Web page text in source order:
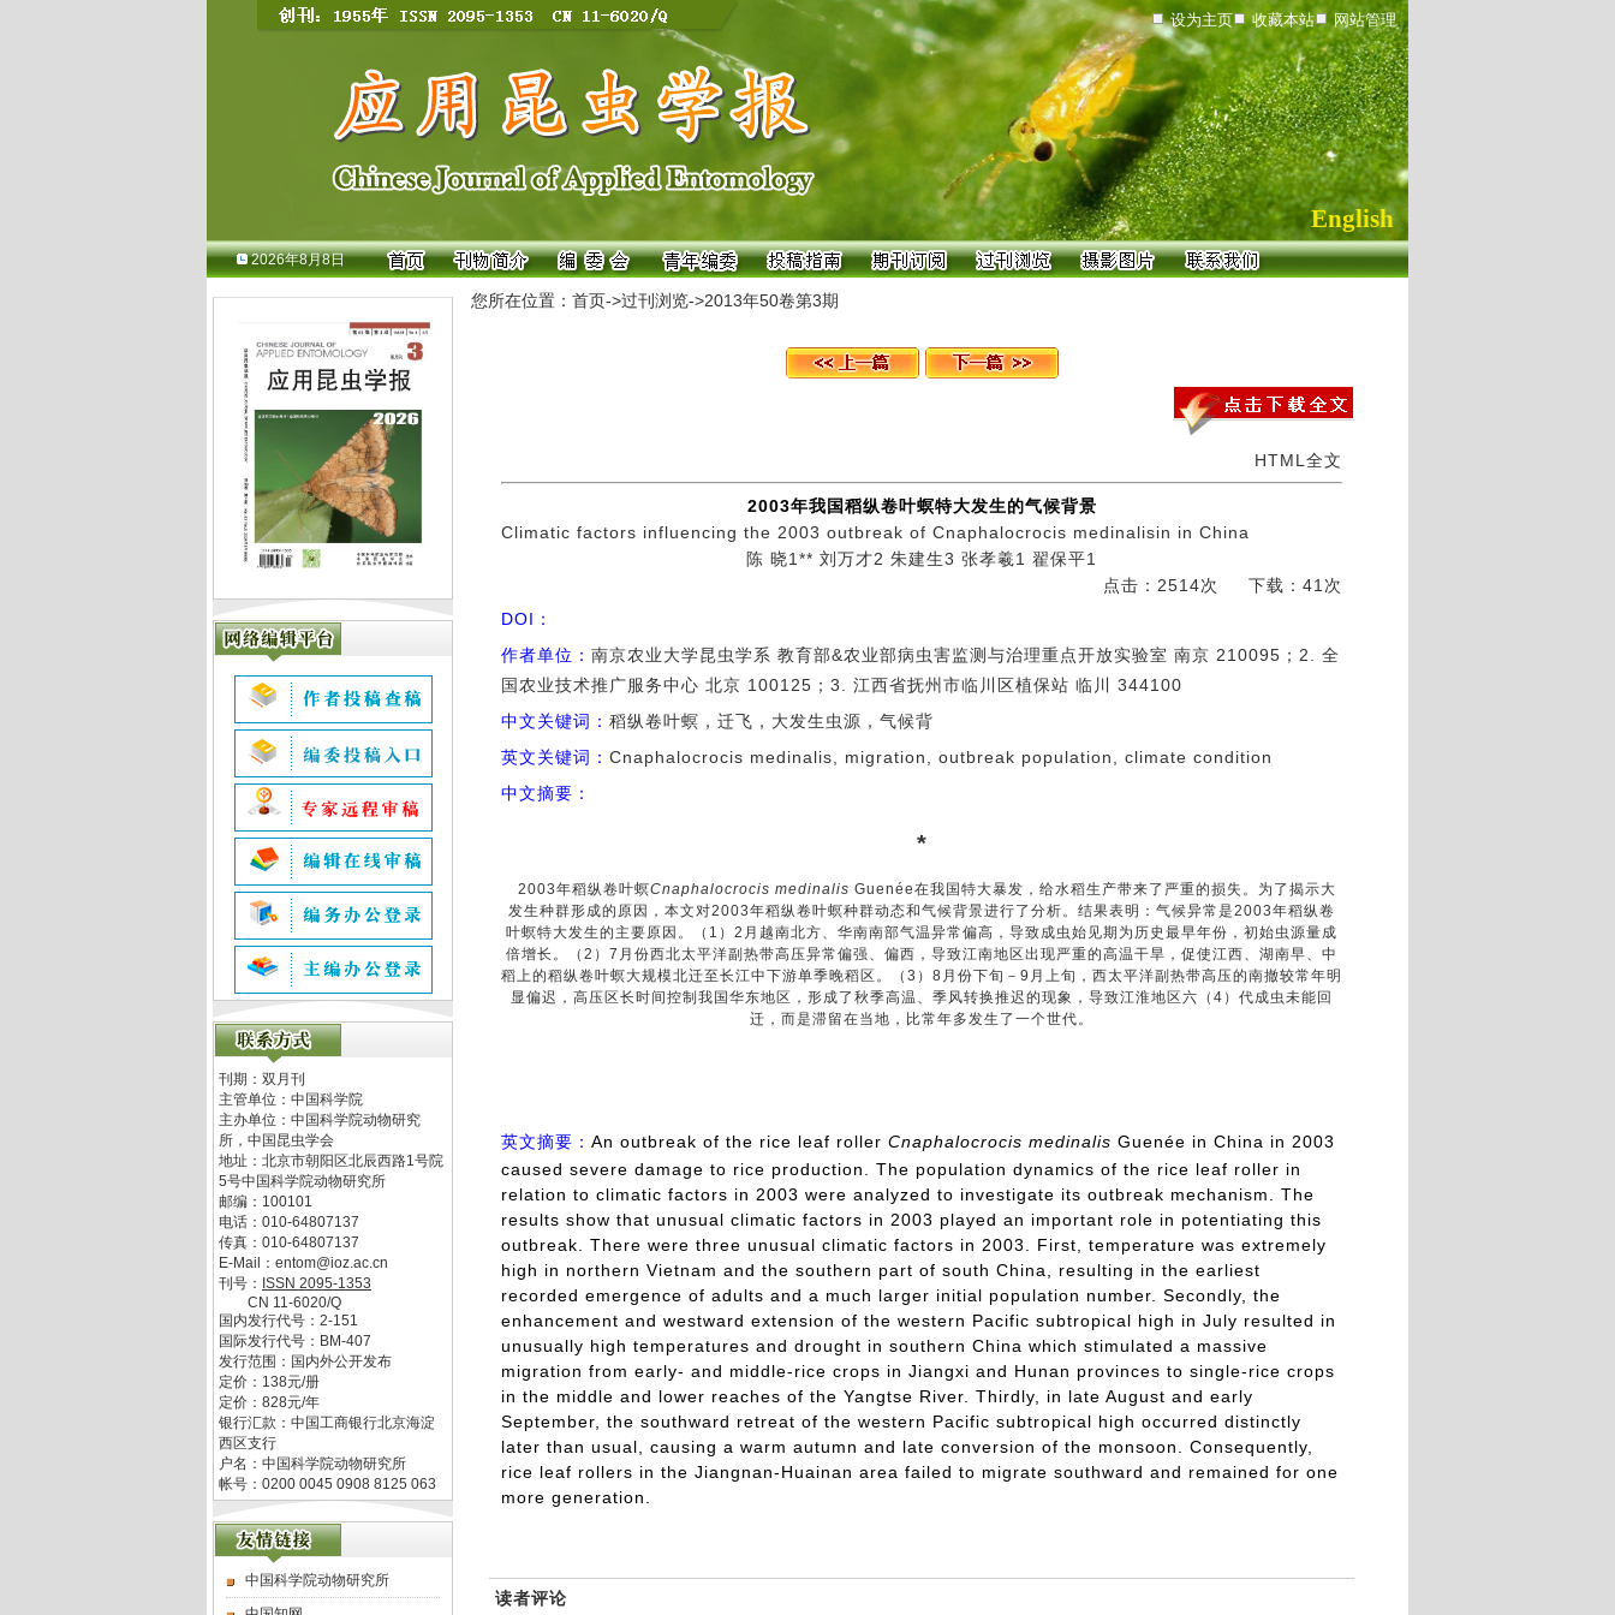
设为主页 收藏本站 网站管理
English
2026年8月8日
刊期：双月刊
主管单位： 中国科学院
主办单位： 中国科学院动物研究
所，中国昆虫学会
地址： 北京市朝阳区北辰西路1号院
5号中国科学院动物研究所
邮编： 100101
电话： 010-64807137
传真： 010-64807137
E-Mail： entom@ioz.ac.cn
刊号： ISSN 2095-1353
CN 11-6020/Q
国内发行代号： 2-151
国际发行代号： BM-407
发行范围：国内外公开发布
定价： 138元/册
定价： 828元/年
银行汇款：中国工商银行北京海淀
西区支行
户名：中国科学院动物研究所
帐号：0200 0045 0908 8125 063
中国科学院动物研究所
您所在位置： 首页->过刊浏览->2013年50卷第3期
HTML全文
2003年我国稻纵卷叶螟特大发生的气候背景
Climatic factors influencing the 2003 outbreak of Cnaphalocrocis medinalisin in China
陈 晓1** 刘万才2 朱建生3 张孝羲1 翟保平1
点击：2514次
下载：41次
DOI：
作者单位： 南京农业大学昆虫学系 教育部&农业部病虫害监测与治理重点开放实验室 南京 210095；2. 全
国农业技术推广服务中心 北京 100125；3. 江西省抚州市临川区植保站 临川 344100
中文关键词： 稻纵卷叶螟，迁飞，大发生虫源，气候背
英文关键词： Cnaphalocrocis medinalis, migration, outbreak population, climate condition
中文摘要：
*
2003年稻纵卷叶螟Cnaphalocrocis medinalis Guenée在我国特大暴发，给水稻生产带来了严重的损失。为了揭示大
发生种群形成的原因，本文对2003年稻纵卷叶螟种群动态和气候背景进行了分析。结果表明：气候异常是2003年稻纵卷
叶螟特大发生的主要原因。（ 1 ） 2 月越南北方、华南南部气温异常偏高，导致成虫始见期为历史最早年份，初始虫源量成
倍增长。（ 2 ） 7 月份西北太平洋副热带高压异常偏强、偏西，导致江南地区出现严重的高温干旱，促使江西、湖南早、中
稻上的稻纵卷叶螟大规模北迁至长江中下游单季晚稻区。（ 3 ） 8 月份下旬－ 9 月上旬，西太平洋副热带高压的南撤较常年明
显偏迟，高压区长时间控制我国华东地区，形成了秋季高温、季风转换推迟的现象，导致江淮地区六（ 4 ）代成虫未能回
迁，而是滞留在当地，比常年多发生了一个世代。
英文摘要： An outbreak of the rice leaf roller Cnaphalocrocis medinalis Guenée in China in 2003
caused severe damage to rice production. The population dynamics of the rice leaf roller in
relation to climatic factors in 2003 were analyzed to investigate its outbreak mechanism. The
results show that unusual climatic factors in 2003 played an important role in potentiating this
outbreak. There were three unusual climatic factors in 2003. First, temperature was extremely
high in northern Vietnam and the southern part of south China, resulting in the earliest
recorded emergence of adults and a much larger initial population number. Secondly, the
enhancement and westward extension of the western Pacific subtropical high in July resulted in
unusually high temperatures and drought in southern China which stimulated a massive
migration from early- and middle-rice crops in Jiangxi and Hunan provinces to single-rice crops
in the middle and lower reaches of the Yangtse River. Thirdly, in late August and early
September, the southward retreat of the western Pacific subtropical high occurred distinctly
later than usual, causing a warm autumn and late conversion of the monsoon. Consequently,
rice leaf rollers in the Jiangnan-Huainan area failed to migrate southward and remained for one
more generation.
读者评论